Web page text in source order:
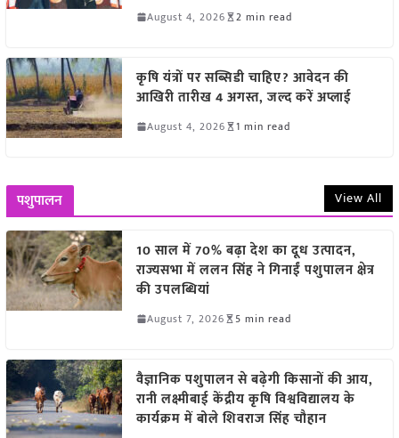
August 4, 2026 2 min read
कृषि यंत्रों पर सब्सिडी चाहिए? आवेदन की
आखिरी तारीख 4 अगस्त, जल्द करें अप्लाई
August 4, 2026 1 min read
पशुपालन View All
10 साल में 70% बढ़ा देश का दूध उत्पादन,
राज्यसभा में ललन सिंह ने गिनाईं पशुपालन क्षेत्र
की उपलब्धियां
August 7, 2026 5 min read
वैज्ञानिक पशुपालन से बढ़ेगी किसानों की आय,
रानी लक्ष्मीबाई केंद्रीय कृषि विश्वविद्यालय के
कार्यक्रम में बोले शिवराज सिंह चौहान